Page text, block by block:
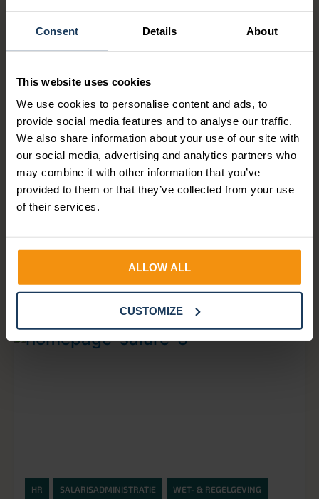
Consent Details About
This website uses cookies
We use cookies to personalise content and ads, to
provide social media features and to analyse our traffic.
We also share information about your use of our site with
our social media, advertising and analytics partners who
may combine it with other information that you’ve
provided to them or that they’ve collected from your use
of their services.
ALLOW ALL
CUSTOMIZE
Deel dit artikel op:
Bekijk ook deze artikelen
HR SALARISADMINISTRATIE WET- & REGELGEVING